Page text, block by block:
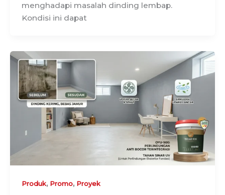
menghadapi masalah dinding lembap.
Kondisi ini dapat
Produk, Promo, Proyek